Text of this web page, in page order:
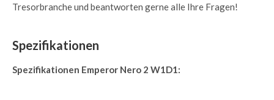
Tresorbranche und beantworten gerne alle Ihre Fragen!
Spezifikationen
Spezifikationen Emperor Nero 2 W1D1: